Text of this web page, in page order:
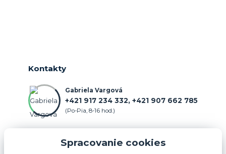
Kontakty
Gabriela Vargová
+421 917 234 332, +421 907 662 785
(Po-Pia, 8-16 hod.)
Spracovanie cookies